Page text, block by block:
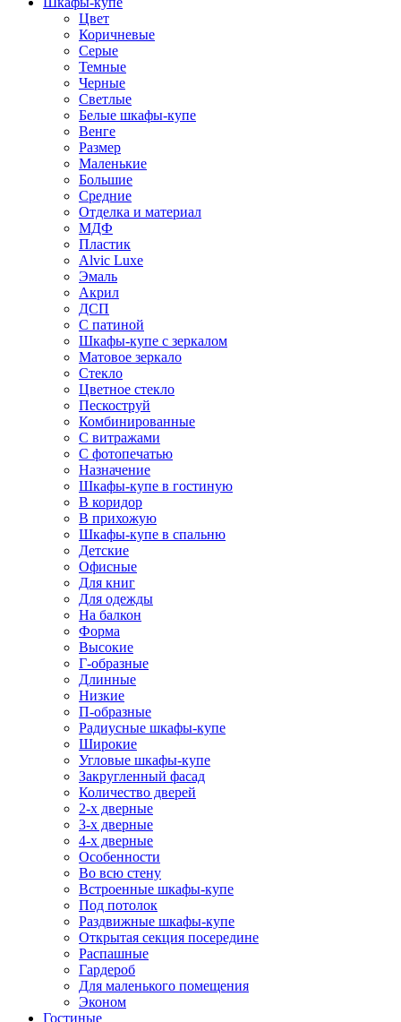
Цвет
Коричневые
Серые
Темные
Черные
Светлые
Белые шкафы-купе
Венге
Размер
Маленькие
Большие
Средние
Отделка и материал
МДФ
Пластик
Alvic Luxe
Эмаль
Акрил
ДСП
С патиной
Шкафы-купе с зеркалом
Матовое зеркало
Стекло
Цветное стекло
Пескоструй
Комбинированные
С витражами
С фотопечатью
Назначение
Шкафы-купе в гостиную
В коридор
В прихожую
Шкафы-купе в спальню
Детские
Офисные
Для книг
Для одежды
На балкон
Форма
Высокие
Г-образные
Длинные
Низкие
П-образные
Радиусные шкафы-купе
Широкие
Угловые шкафы-купе
Закругленный фасад
Количество дверей
2-х дверные
3-х дверные
4-х дверные
Особенности
Во всю стену
Встроенные шкафы-купе
Под потолок
Раздвижные шкафы-купе
Открытая секция посередине
Распашные
Гардероб
Для маленького помещения
Эконом
Гостиные